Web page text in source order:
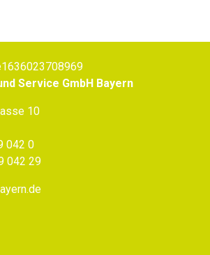
Service GmbH Bayern
10
042 0
042 29